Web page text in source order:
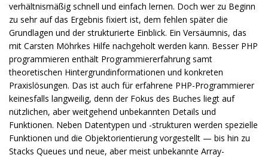
verhältnismäßig schnell und einfach lernen. Doch wer zu Beginn
zu sehr auf das Ergebnis fixiert ist, dem fehlen später die
Grundlagen und der strukturierte Einblick. Ein Versäumnis, das
mit Carsten Möhrkes Hilfe nachgeholt werden kann. Besser PHP
programmieren enthält Programmiererfahrung samt
theoretischen Hintergrundinformationen und konkreten
Praxislösungen. Das ist auch für erfahrene PHP-Programmierer
keinesfalls langweilig, denn der Fokus des Buches liegt auf
nützlichen, aber weitgehend unbekannten Details und
Funktionen. Neben Datentypen und -strukturen werden spezielle
Funktionen und die Objektorientierung vorgestellt — bis hin zu
Stacks Queues und neue, aber meist unbekannte Array-